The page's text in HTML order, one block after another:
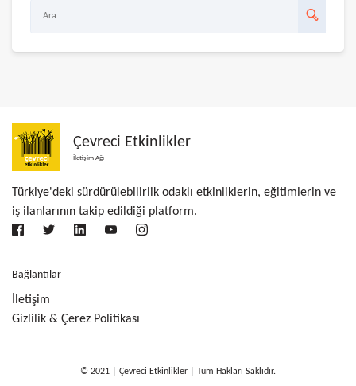
Çevreci Etkinlikler
İletişim Ağı
Türkiye'deki sürdürülebilirlik odaklı etkinliklerin, eğitimlerin ve
iş ilanlarının takip edildiği platform.
Bağlantılar
İletişim
Gizlilik & Çerez Politikası
© 2021 | Çevreci Etkinlikler | Tüm Hakları Saklıdır.